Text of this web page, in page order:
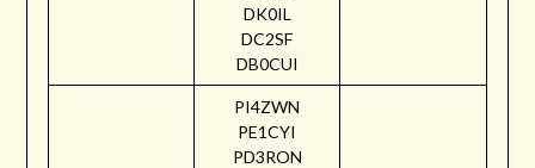
DK0IL
DC2SF
DB0CUI
PI4ZWN
PE1CYI
PD3RON